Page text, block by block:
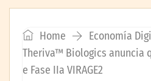
Home
Economía
Theriva™ Biologics anuncia
e Fase IIa VIRAGE2